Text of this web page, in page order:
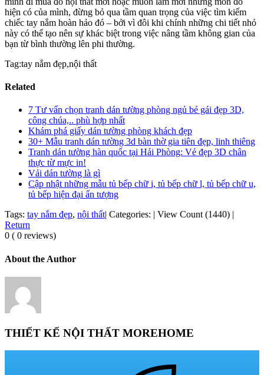
hiện có của mình, đừng bỏ qua tầm quan trọng của việc tìm kiếm
chiếc tay nắm hoàn hảo đó – bởi vì đôi khi chính những chi tiết nhỏ
này có thể tạo nên sự khác biệt trong việc nâng tầm không gian của
bạn từ bình thường lên phi thường.
Tag:tay nắm đẹp,nội thất
Related
7 Tư vấn chọn tranh dán tường phòng ngủ bé gái đẹp 3D,
công chúa,.. phù hợp nhất
Khám phá giấy dán tường phòng khách đẹp
30+ Mẫu tranh dán tường 3d bàn thờ gia tiên đẹp, linh thiêng
Tranh dán tường hàn quốc tại Hải Phòng: Vẻ đẹp 3D chân
thực từ mực in!
Vải dán tường là gì
Cập nhật những mẫu tủ bếp chữ i, tủ bếp chữ l, tủ bếp chữ u,
tủ bếp hiện đại ấn tượng
Tags: tay nắm đẹp, nội thất| Categories: | View Count (1440) |
Return
0 ( 0 reviews)
About the Author
THIẾT KẾ NỘI THẤT MOREHOME